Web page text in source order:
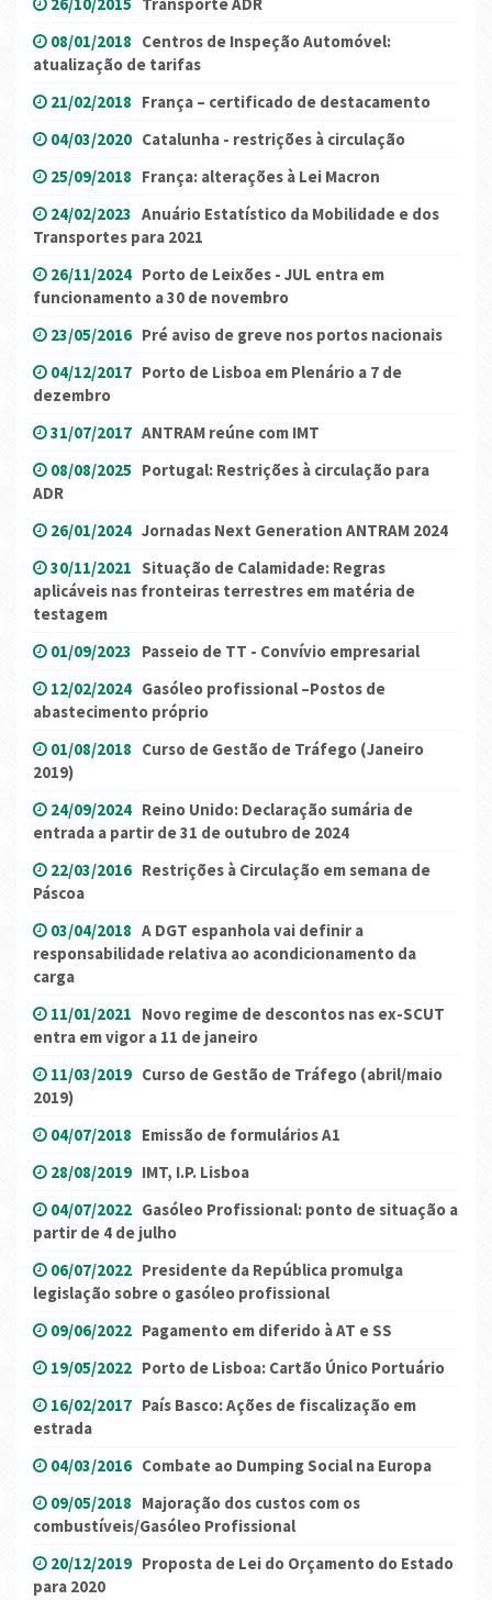
08/01/2018 Centros de Inspeção Automóvel:
atualização de tarifas
21/02/2018 França – certificado de destacamento
04/03/2020 Catalunha - restrições à circulação
25/09/2018 França: alterações à Lei Macron
24/02/2023 Anuário Estatístico da Mobilidade e dos
Transportes para 2021
26/11/2024 Porto de Leixões - JUL entra em
funcionamento a 30 de novembro
23/05/2016 Pré aviso de greve nos portos nacionais
04/12/2017 Porto de Lisboa em Plenário a 7 de
dezembro
31/07/2017 ANTRAM reúne com IMT
08/08/2025 Portugal: Restrições à circulação para
ADR
26/01/2024 Jornadas Next Generation ANTRAM 2024
30/11/2021 Situação de Calamidade: Regras
aplicáveis nas fronteiras terrestres em matéria de
testagem
01/09/2023 Passeio de TT - Convívio empresarial
12/02/2024 Gasóleo profissional –Postos de
abastecimento próprio
01/08/2018 Curso de Gestão de Tráfego (Janeiro
2019)
24/09/2024 Reino Unido: Declaração sumária de
entrada a partir de 31 de outubro de 2024
22/03/2016 Restrições à Circulação em semana de
Páscoa
03/04/2018 A DGT espanhola vai definir a
responsabilidade relativa ao acondicionamento da
carga
11/01/2021 Novo regime de descontos nas ex-SCUT
entra em vigor a 11 de janeiro
11/03/2019 Curso de Gestão de Tráfego (abril/maio
2019)
04/07/2018 Emissão de formulários A1
28/08/2019 IMT, I.P. Lisboa
04/07/2022 Gasóleo Profissional: ponto de situação a
partir de 4 de julho
06/07/2022 Presidente da República promulga
legislação sobre o gasóleo profissional
09/06/2022 Pagamento em diferido à AT e SS
19/05/2022 Porto de Lisboa: Cartão Único Portuário
16/02/2017 País Basco: Ações de fiscalização em
estrada
04/03/2016 Combate ao Dumping Social na Europa
09/05/2018 Majoração dos custos com os
combustíveis/Gasóleo Profissional
20/12/2019 Proposta de Lei do Orçamento do Estado
para 2020